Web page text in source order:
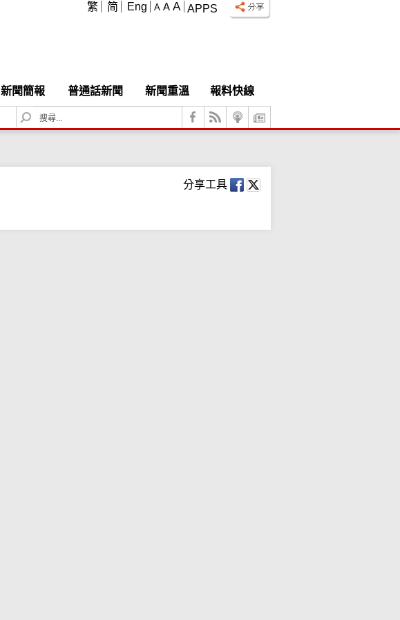
APPS
A A A
繁 简 Eng
新聞簡報 普通話新聞 新聞重溫
報料快線
S
e
c
分享工具